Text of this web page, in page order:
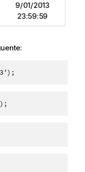
9/01/2013
23:59:59